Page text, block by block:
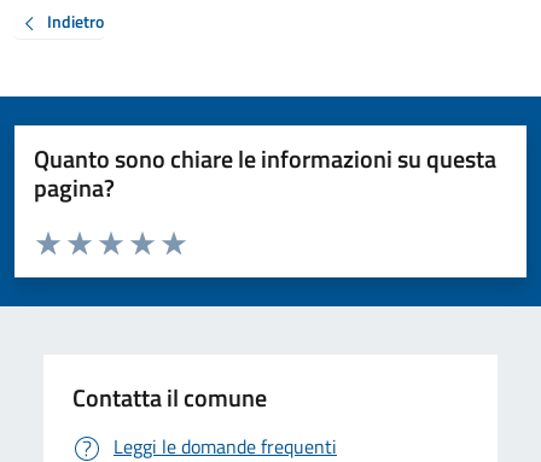
Indietro
Quanto sono chiare le informazioni su questa
pagina?
Valuta da 1 a 5 stelle la pagina
Valuta 5 stelle su 5
Valuta 4 stelle su 5
Valuta 3 stelle su 5
Valuta 2 stelle su 5
Valuta 1 stelle su 5
Contatta il comune
Leggi le domande frequenti